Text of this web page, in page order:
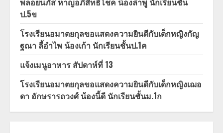
ป.5ข
โรงเรียนอมาตยกุลขอแสดงความยินดีกับเด็กหญิงกัญ
ฐณา ลี้อำไพ น้องเก้า นักเรียนชั้นป.1ค
แจ้งเมนูอาหาร สัปดาห์ที่ 13
โรงเรียนอมาตยกุลขอแสดงความยินดีกับเด็กหญิงเฌอ
ดา อักษรารถวงศ์ น้องนี้ดี นักเรียนชั้นม.1ก